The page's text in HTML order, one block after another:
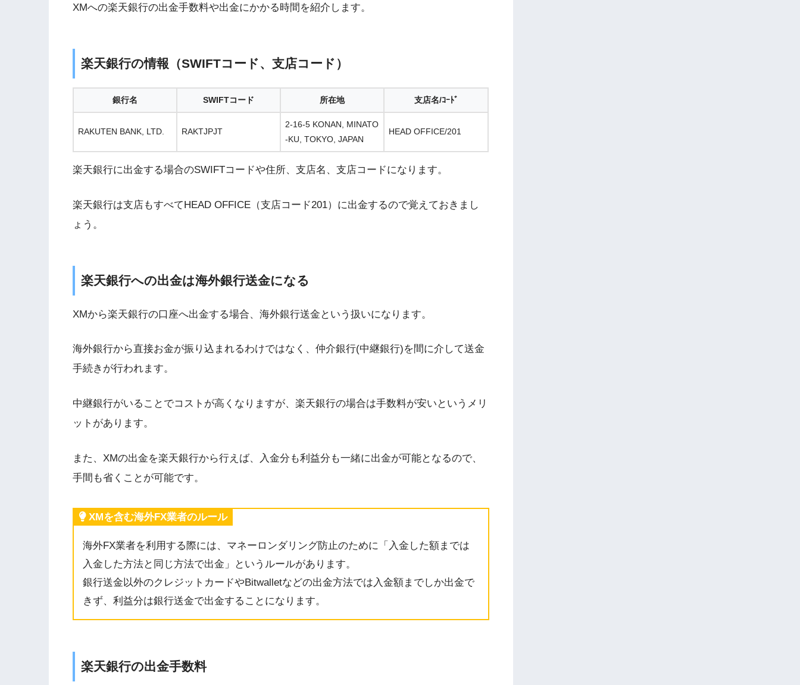
XMへの楽天銀行の出金手数料や出金にかかる時間を紹介します。
楽天銀行の情報（SWIFTコード、支店コード）
銀行名 SWIFTコード 所在地 支店名/ｺｰﾄﾞ
RAKUTEN BANK, LTD. RAKTJPJT
2-16-5 KONAN, MINATO
-KU, TOKYO, JAPAN
HEAD OFFICE/201
楽天銀行に出金する場合のSWIFTコードや住所、支店名、支店コードになります。
楽天銀行は支店もすべてHEAD OFFICE（支店コード201）に出金するので覚えておきまし
ょう。
楽天銀行への出金は海外銀行送金になる
XMから楽天銀行の口座へ出金する場合、海外銀行送金という扱いになります。
海外銀行から直接お金が振り込まれるわけではなく、仲介銀行(中継銀行)を間に介して送金
手続きが行われます。
中継銀行がいることでコストが高くなりますが、楽天銀行の場合は手数料が安いというメリ
ットがあります。
また、XMの出金を楽天銀行から行えば、入金分も利益分も一緒に出金が可能となるので、
手間も省くことが可能です。
XMを含む海外FX業者のルール
海外FX業者を利用する際には、マネーロンダリング防止のために「入金した額までは
入金した方法と同じ方法で出金」というルールがあります。
銀行送金以外のクレジットカードやBitwalletなどの出金方法では入金額までしか出金で
きず、利益分は銀行送金で出金することになります。
楽天銀行の出金手数料